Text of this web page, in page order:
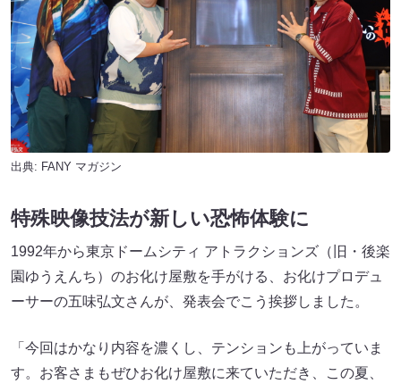
出典: FANY マガジン
特殊映像技法が新しい恐怖体験に
1992年から東京ドームシティ アトラクションズ（旧・後楽
園ゆうえんち）のお化け屋敷を手がける、お化けプロデュ
ーサーの五味弘文さんが、発表会でこう挨拶しました。
「今回はかなり内容を濃くし、テンションも上がっていま
す。お客さまもぜひお化け屋敷に来ていただき、この夏、